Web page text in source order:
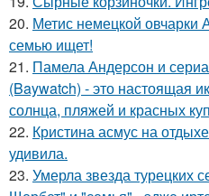
20. Метис немецкой
семью ищет!
21. Памела Андерсон и
(Baywatch) - это настоящая
солнца, пляжей и красных
22. Кристина асмус на
удивила.
23. Умерла звезда турецких